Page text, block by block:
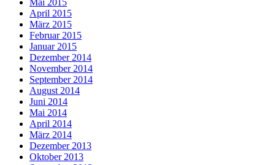
Mai 2015
April 2015
März 2015
Februar 2015
Januar 2015
Dezember 2014
November 2014
September 2014
August 2014
Juni 2014
Mai 2014
April 2014
März 2014
Dezember 2013
Oktober 2013